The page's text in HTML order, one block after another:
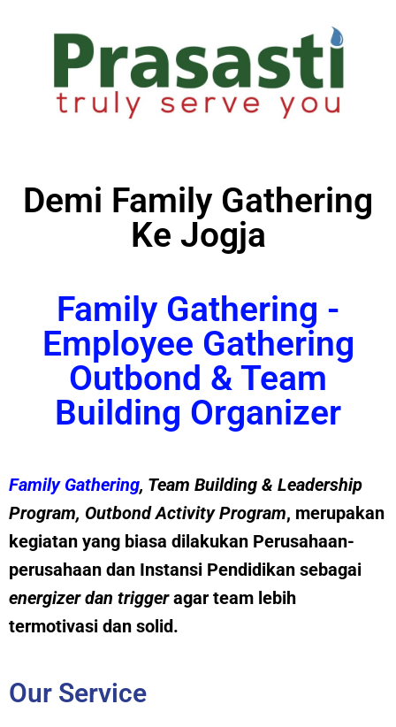
Demi Family Gathering
Ke Jogja
Family Gathering -
Employee Gathering
Outbond & Team
Building Organizer
Family Gathering, Team Building & Leadership
Program, Outbond Activity Program, merupakan
kegiatan yang biasa dilakukan Perusahaan-
perusahaan dan Instansi Pendidikan sebagai
energizer dan triggeragar team lebih
termotivasi dan solid.
Our Service